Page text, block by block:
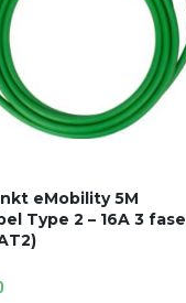
eMobility 5M
Type 2 – 16A 3 fase